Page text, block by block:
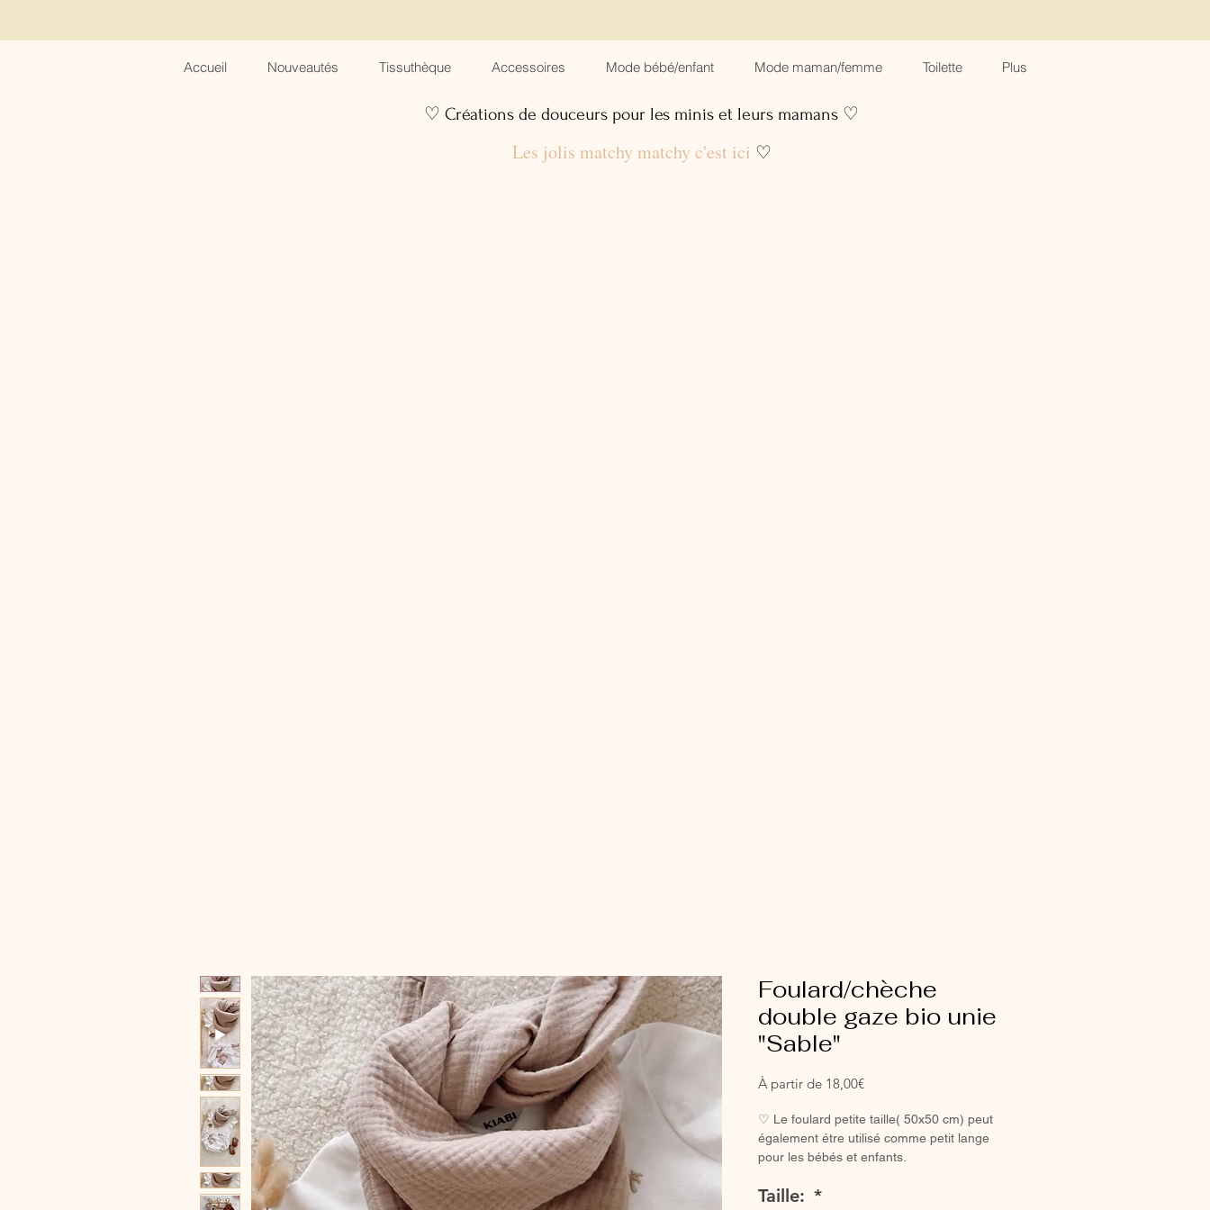
Accueil Nouveautés Tissuthèque Accessoires Mode bébé/enfant Mode maman/femme Toilette Plus
♡ Créations de douceurs pour les minis et leurs mamans ♡
Les jolis matchy matchy c'est ici ♡
Foulard/chèche
double gaze bio unie
"Sable"
À partir de 18,00€Prix
♡ Le foulard petite taille( 50x50 cm) peut
également étre utilisé comme petit lange
pour les bébés et enfants.
étre utilisé comme maxi lange pour les
Taille: *